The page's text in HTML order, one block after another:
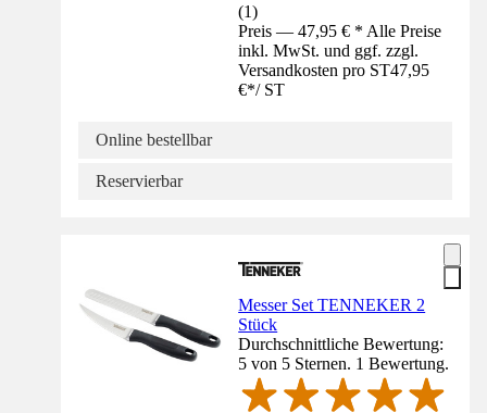
(1)
Preis — 47,95 € * Alle Preise
inkl. MwSt. und ggf. zzgl.
Versandkosten pro ST47,95
€*/ ST
Online bestellbar
Reservierbar
Messer Set TENNEKER 2
Stück
Durchschnittliche Bewertung:
5 von 5 Sternen. 1 Bewertung.